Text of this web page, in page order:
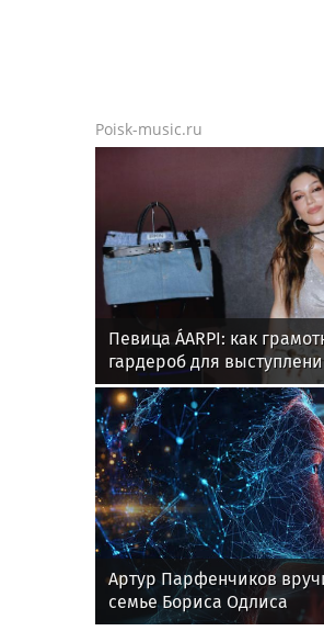
Poisk-music.ru
Певица ÁARPI: как
гардероб для
Артур Парфенчиков
семье Бориса Одлиса